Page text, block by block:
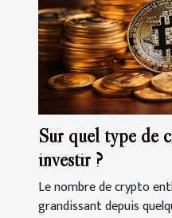
Sur quel type de
investir ?
Le nombre de crypto
grandissant depuis